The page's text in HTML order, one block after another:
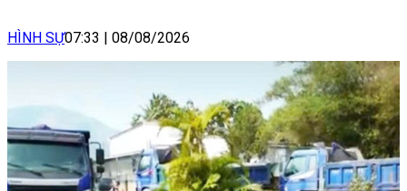
HÌNH SỰ07:33 | 08/08/2026